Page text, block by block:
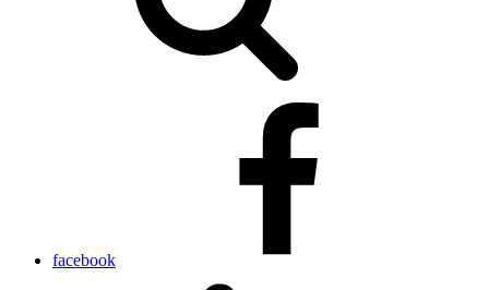
facebook